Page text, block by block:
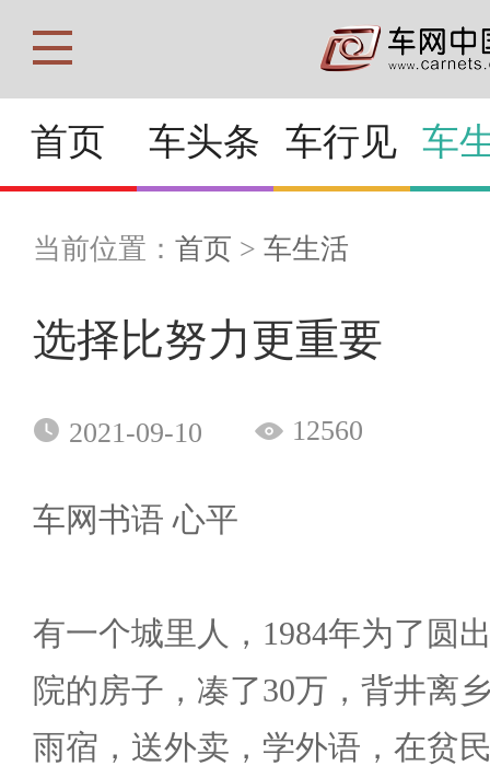
首页 车头条 车行见 车
当前位置： 首页 > 车生活
选择比努力更重要
2021-09-10 12560
车网书语 心平
有一个城里人，1984年为了圆
院的房子，凑了30万，背井离
雨宿，送外卖，学外语，在贫